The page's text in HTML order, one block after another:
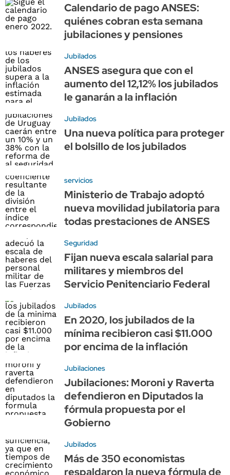
Calendario de pago ANSES:
quiénes cobran esta semana
jubilaciones y pensiones
Jubilados
ANSES asegura que con el
aumento del 12,12% los jubilados
le ganarán a la inflación
Jubilados
Una nueva política para proteger
el bolsillo de los jubilados
servicios
Ministerio de Trabajo adoptó
nueva movilidad jubilatoria para
todas prestaciones de ANSES
Seguridad
Fijan nueva escala salarial para
militares y miembros del
Servicio Penitenciario Federal
Jubilados
En 2020, los jubilados de la
mínima recibieron casi $11.000
por encima de la inflación
Jubilaciones
Jubilaciones: Moroni y Raverta
defendieron en Diputados la
fórmula propuesta por el
Gobierno
Jubilados
Más de 350 economistas
respaldaron la nueva fórmula de